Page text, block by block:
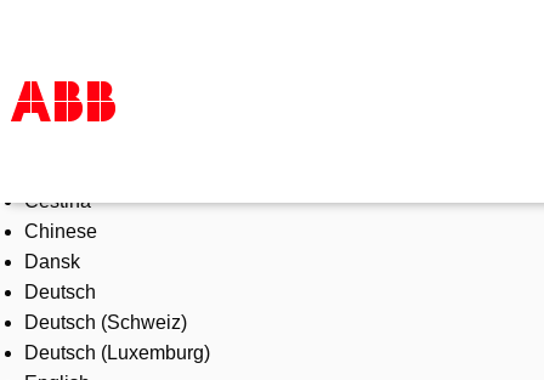
Products & Solutions
Industries
Services
About us
Where to buy
Contact us
Čeština
Chinese
Dansk
Deutsch
Deutsch (Schweiz)
Deutsch (Luxemburg)